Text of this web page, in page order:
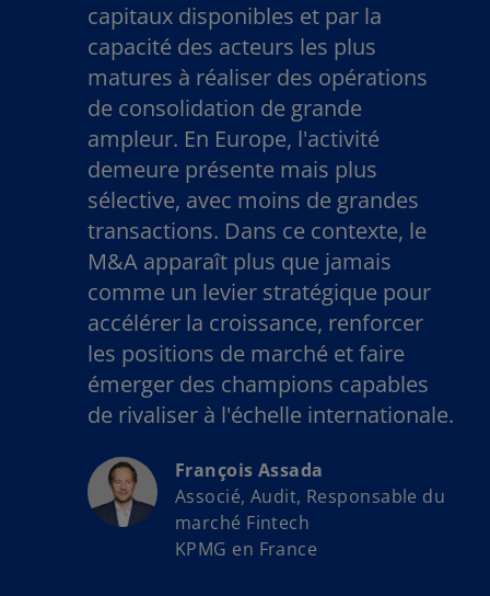
capitaux disponibles et par la
capacité des acteurs les plus
matures à réaliser des opérations
de consolidation de grande
ampleur. En Europe, l'activité
demeure présente mais plus
sélective, avec moins de grandes
transactions. Dans ce contexte, le
M&A apparaît plus que jamais
comme un levier stratégique pour
accélérer la croissance, renforcer
les positions de marché et faire
émerger des champions capables
de rivaliser à l'échelle internationale.
François Assada
Associé, Audit, Responsable du
marché Fintech
KPMG en France